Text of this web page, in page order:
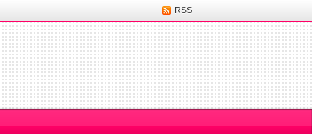
RSS